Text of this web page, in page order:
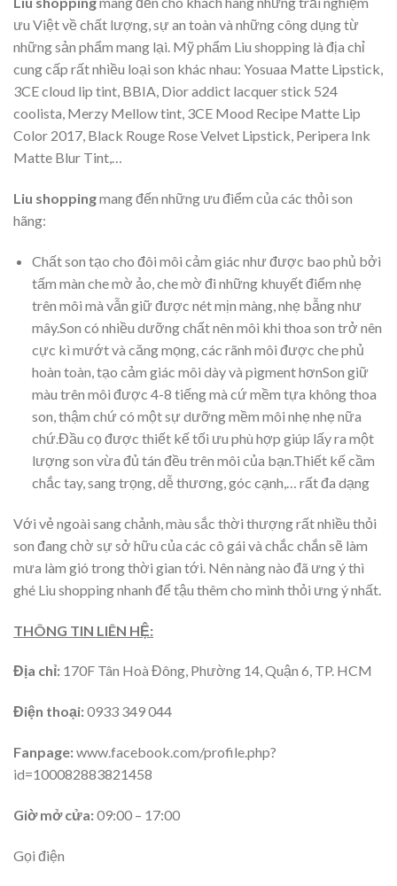
ưu Việt về chất lượng, sự an toàn và những công dụng từ
những sản phẩm mang lại. Mỹ phẩm Liu shopping là địa chỉ
cung cấp rất nhiều loại son khác nhau: Yosuaa Matte Lipstick,
3CE cloud lip tint, BBIA, Dior addict lacquer stick 524
coolista, Merzy Mellow tint, 3CE Mood Recipe Matte Lip
Color 2017, Black Rouge Rose Velvet Lipstick, Peripera Ink
Matte Blur Tint,…
Liu shoppingmang đến những ưu điểm của các thỏi son
hãng:
Chất son tạo cho đôi môi cảm giác như được bao phủ bởi
tấm màn che mờ ảo, che mờ đi những khuyết điểm nhẹ
trên môi mà vẫn giữ được nét mịn màng, nhẹ bẫng như
mây.Son có nhiều dưỡng chất nên môi khi thoa son trở nên
cực kì mướt và căng mọng, các rãnh môi được che phủ
hoàn toàn, tạo cảm giác môi dày và pigment hơnSon giữ
màu trên môi được 4-8 tiếng mà cứ mềm tựa không thoa
son, thậm chứ có một sự dưỡng mềm môi nhẹ nhẹ nữa
chứ.Đầu cọ được thiết kế tối ưu phù hợp giúp lấy ra một
lượng son vừa đủ tán đều trên môi của bạn.Thiết kế cầm
chắc tay, sang trọng, dễ thương, góc cạnh,… rất đa dạng
Với vẻ ngoài sang chảnh, màu sắc thời thượng rất nhiều thỏi
son đang chờ sự sở hữu của các cô gái và chắc chắn sẽ làm
mưa làm gió trong thời gian tới. Nên nàng nào đã ưng ý thì
ghé Liu shopping nhanh để tậu thêm cho mình thỏi ưng ý nhất.
THÔNG TIN LIÊN HỆ:
Địa chỉ: 170F Tân Hoà Đông, Phường 14, Quận 6, TP. HCM
Điện thoại:0933 349 044
Fanpage:www.facebook.com/profile.php?
id=100082883821458
Giờ mở cửa:09:00 – 17:00
Gọi điện